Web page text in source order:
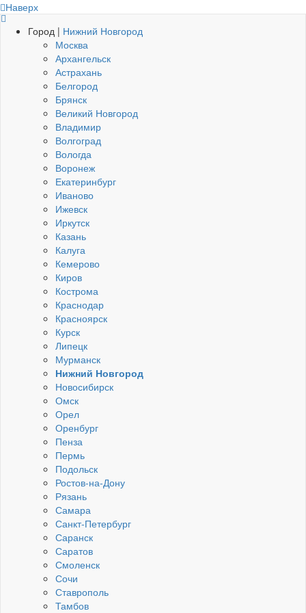
Наверх
Город | Нижний Новгород
Москва
Архангельск
Астрахань
Белгород
Брянск
Великий Новгород
Владимир
Волгоград
Вологда
Воронеж
Екатеринбург
Иваново
Ижевск
Иркутск
Казань
Калуга
Кемерово
Киров
Кострома
Краснодар
Красноярск
Курск
Липецк
Мурманск
Нижний Новгород
Новосибирск
Омск
Орел
Оренбург
Пенза
Пермь
Подольск
Ростов-на-Дону
Рязань
Самара
Санкт-Петербург
Саранск
Саратов
Смоленск
Сочи
Ставрополь
Тамбов